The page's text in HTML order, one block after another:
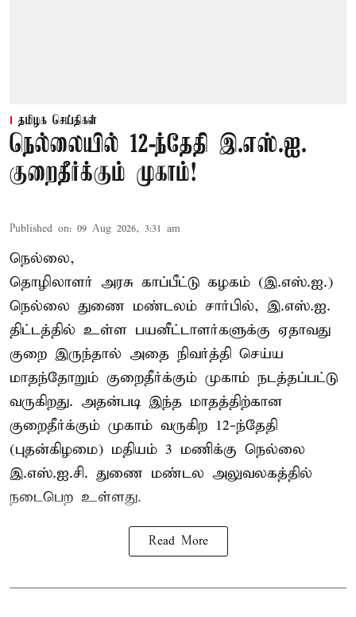
தமிழக செய்திகள்
நெல்லையில் 12-ந்தேதி இ.எஸ்.ஐ.
குறைதீர்க்கும் முகாம்!
Published on: 09 Aug 2026, 3:31 am
நெல்லை,
தொழிலாளர் அரசு காப்பீட்டு கழகம் (இ.எஸ்.ஐ.)
நெல்லை துணை மண்டலம் சார்பில், இ.எஸ்.ஐ.
திட்டத்தில் உள்ள பயனீட்டாளர்களுக்கு ஏதாவது
குறை இருந்தால் அதை நிவர்த்தி செய்ய
மாதந்தோறும் குறைதீர்க்கும் முகாம் நடத்தப்பட்டு
வருகிறது. அதன்படி இந்த மாதத்திற்கான
குறைதீர்க்கும் முகாம் வருகிற 12-ந்தேதி
(புதன்கிழமை) மதியம் 3 மணிக்கு நெல்லை
இ.எஸ்.ஐ.சி. துணை மண்டல அலுவலகத்தில்
நடைபெற உள்ளது.
Read More